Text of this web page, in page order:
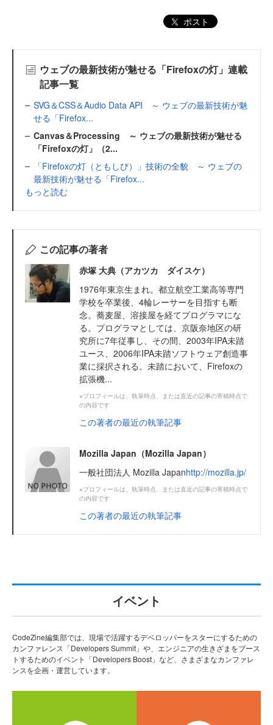
ポスト
ウェブの最新技術が魅せる「Firefoxの灯」連載
記事一覧
SVG＆CSS＆Audio Data API ～ ウェブの最新技術が魅
せる「Firefox...
Canvas＆Processing ～ ウェブの最新技術が魅せる
「Firefoxの灯」（2...
「Firefoxの灯（ともしび）」技術の全貌 ～ ウェブの
最新技術が魅せる「Firefox...
もっと読む
この記事の著者
赤塚 大典（アカツカ ダイスケ）
1976年東京生まれ。都立航空工業高等専門
学校を卒業後、4輪レーサーを目指すも断
念。蕎麦屋、溶接屋を経てプログラマにな
る。プログラマとしては、京阪奈地区の研
究所に7年従事し、その間、2003年IPA未踏
ユース、2006年IPA未踏ソフトウェア創造事
業に採択される。未踏において、Firefoxの
拡張機...
※プロフィールは、執筆時点、または直近の記事の寄稿時点で
の内容です
この著者の最近の執筆記事
Mozilla Japan（Mozilla Japan）
一般社団法人 Mozilla Japanhttp://mozilla.jp/
※プロフィールは、執筆時点、または直近の記事の寄稿時点で
の内容です
この著者の最近の執筆記事
イベント
CodeZine編集部では、現場で活躍するデベロッパーをスターにするための
カンファレンス「Developers Summit」や、エンジニアの生きざまをブース
トするためのイベント「Developers Boost」など、さまざまなカンファレ
ンスを企画・運営しています。